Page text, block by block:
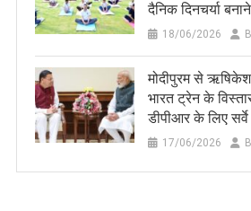
दैनिक दिनचर्या
18/06/2026
मोदीपुरम से ऋषिकेश
भारत ट्रेन के
डीपीआर के लिए
17/06/2026